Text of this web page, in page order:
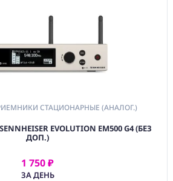
СТАЦИОНАРНЫЕ (АНАЛОГ.)
EVOLUTION EM500 G4 (БЕЗ
ДОП.)
1 750 ₽
ЗА ДЕНЬ
АРЕНДОВАТЬ